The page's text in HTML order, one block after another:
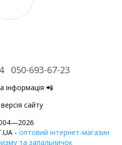
050-693-67-23
інформація 📲
сайту
- оптовий інтернет-магазин
та запальничок